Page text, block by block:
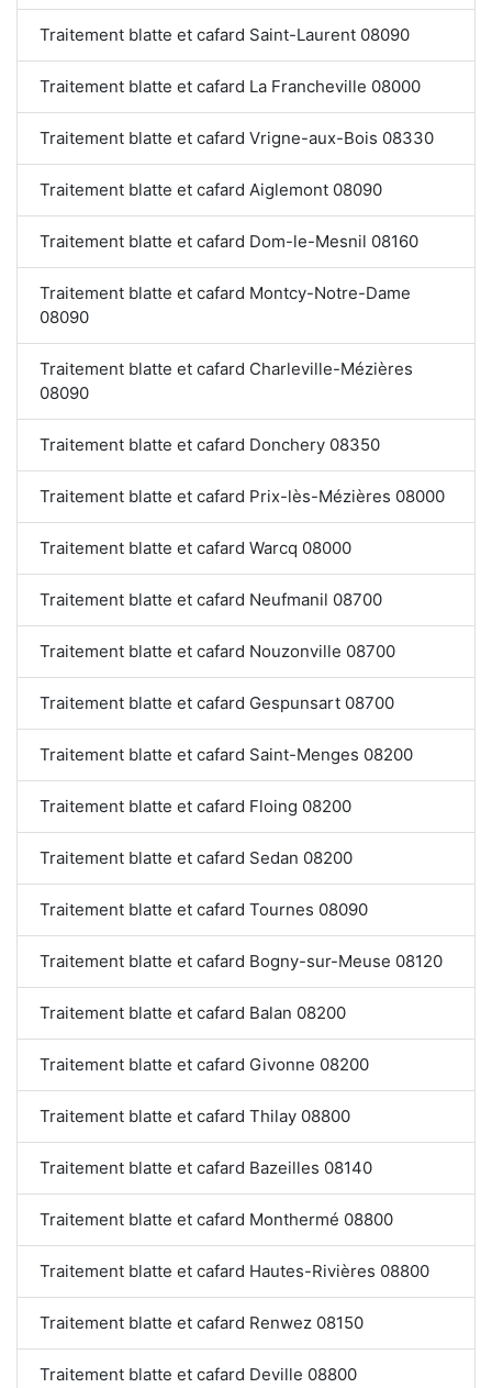
Traitement blatte et cafard Saint-Laurent 08090
Traitement blatte et cafard La Francheville 08000
Traitement blatte et cafard Vrigne-aux-Bois 08330
Traitement blatte et cafard Aiglemont 08090
Traitement blatte et cafard Dom-le-Mesnil 08160
Traitement blatte et cafard Montcy-Notre-Dame
08090
Traitement blatte et cafard Charleville-Mézières
08090
Traitement blatte et cafard Donchery 08350
Traitement blatte et cafard Prix-lès-Mézières 08000
Traitement blatte et cafard Warcq 08000
Traitement blatte et cafard Neufmanil 08700
Traitement blatte et cafard Nouzonville 08700
Traitement blatte et cafard Gespunsart 08700
Traitement blatte et cafard Saint-Menges 08200
Traitement blatte et cafard Floing 08200
Traitement blatte et cafard Sedan 08200
Traitement blatte et cafard Tournes 08090
Traitement blatte et cafard Bogny-sur-Meuse 08120
Traitement blatte et cafard Balan 08200
Traitement blatte et cafard Givonne 08200
Traitement blatte et cafard Thilay 08800
Traitement blatte et cafard Bazeilles 08140
Traitement blatte et cafard Monthermé 08800
Traitement blatte et cafard Hautes-Rivières 08800
Traitement blatte et cafard Renwez 08150
Traitement blatte et cafard Deville 08800